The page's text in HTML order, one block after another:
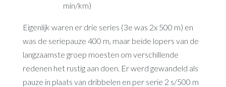
min/km)
Eigenlijk waren er drie series (3e was 2x 500 m) en
was de seriepauze 400 m, maar beide lopers van de
langzaamste groep moesten om verschillende
redenen het rustig aan doen. Er werd gewandeld als
pauze in plaats van dribbelen en per serie 2 s/500 m